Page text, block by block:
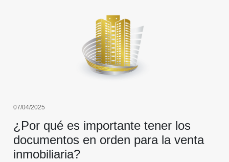
07/04/2025
¿Por qué es importante tener los
documentos en orden para la venta
inmobiliaria?